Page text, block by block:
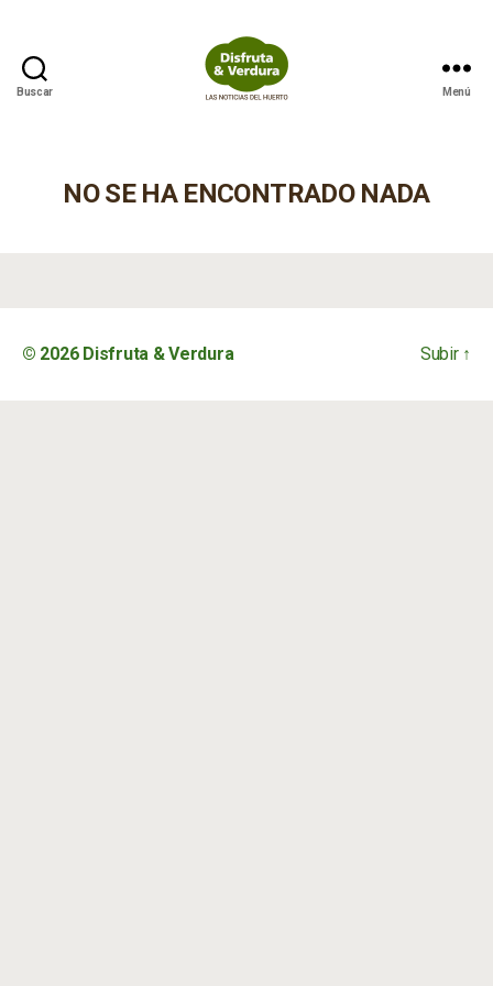
Buscar Menú
NO SE HA ENCONTRADO NADA
© 2026 Disfruta & Verdura Subir ↑